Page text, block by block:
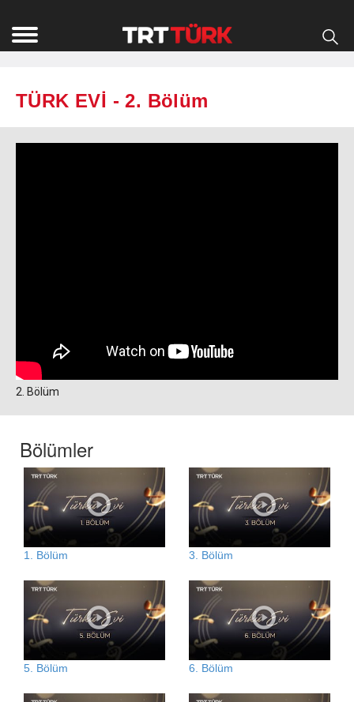
TÜRK EVİ - 2. Bölüm
2. Bölüm
Bölümler
1. Bölüm 3. Bölüm
5. Bölüm 6. Bölüm